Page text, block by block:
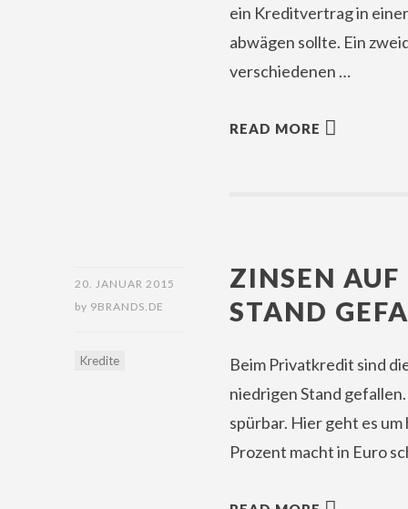
ein Kreditvertrag in
abwägen sollte. Ein
verschiedenen …
READ MORE
20. JANUAR 2015
by 9BRANDS.DE
Kredite
ZINSEN
STAND
Beim Privatkredit sind
niedrigen Stand
spürbar. Hier geht es
Prozent macht in Euro